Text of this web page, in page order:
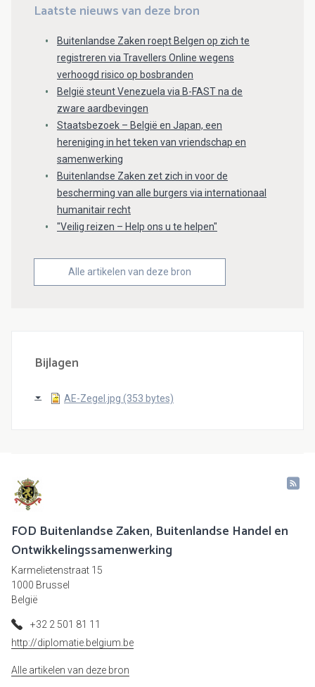
Laatste nieuws van deze bron
Buitenlandse Zaken roept Belgen op zich te
registreren via Travellers Online wegens
verhoogd risico op bosbranden
België steunt Venezuela via B-FAST na de
zware aardbevingen
Staatsbezoek – België en Japan, een
hereniging in het teken van vriendschap en
samenwerking
Buitenlandse Zaken zet zich in voor de
bescherming van alle burgers via internationaal
humanitair recht
"Veilig reizen – Help ons u te helpen"
Alle artikelen van deze bron
Bijlagen
AE-Zegel.jpg (353 bytes)
FOD Buitenlandse Zaken, Buitenlandse Handel en
Ontwikkelingssamenwerking
Karmelietenstraat 15
1000 Brussel
België
+32 2 501 81 11
http://diplomatie.belgium.be
Alle artikelen van deze bron